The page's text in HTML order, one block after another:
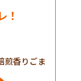
！
煎香りごま